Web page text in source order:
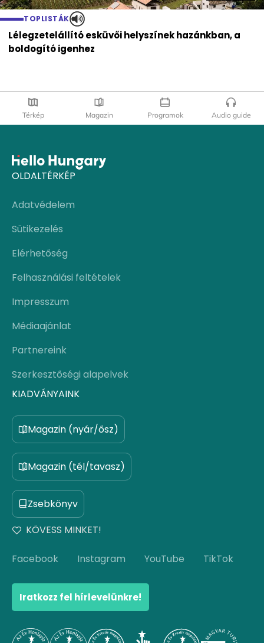
TOPLISTÁK
Lélegzetelállító esküvői helyszínek hazánkban, a
boldogító igenhez
Térkép Magazin Programok Audio guide
OLDALTÉRKÉP
Adatvédelem
Sütikezelés
Elérhetőség
Felhasználási feltételek
Impresszum
Médiaajánlat
Partnereink
Szerkesztőségi alapelvek
KIADVÁNYAINK
Magazin (nyár/ősz)
Magazin (tél/tavasz)
Zsebkönyv
KÖVESS MINKET!
Facebook Instagram YouTube TikTok
Iratkozz fel hírlevelünkre!